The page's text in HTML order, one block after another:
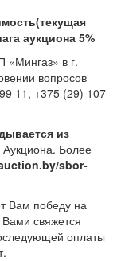
аукциона 5%
«Мингаз» в г.
вопросов
11, +375 (29) 107
из
Более
sbor-
Вам победу на
свяжется
оплаты